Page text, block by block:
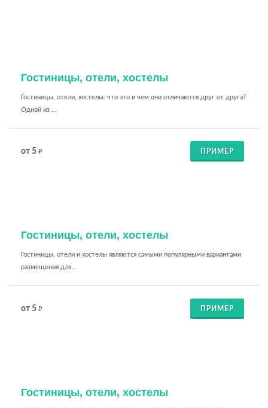
Гостиницы, отели, хостелы
Гостиницы, отели, хостелы: что это и чем они отличаются друг от друга?
Одной из ...
от 5 ₽ ПРИМЕР
Гостиницы, отели, хостелы
Гостиницы, отели и хостелы являются самыми популярными вариантами
размещения для...
от 5 ₽ ПРИМЕР
Гостиницы, отели, хостелы